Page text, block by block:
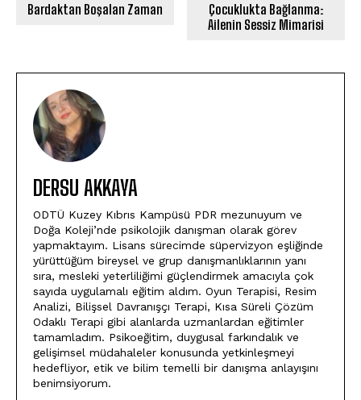
Bardaktan Boşalan Zaman
Çocuklukta Bağlanma:
Ailenin Sessiz Mimarisi
DERSU AKKAYA
ODTÜ Kuzey Kıbrıs Kampüsü PDR mezunuyum ve
Doğa Koleji’nde psikolojik danışman olarak görev
yapmaktayım. Lisans sürecimde süpervizyon eşliğinde
yürüttüğüm bireysel ve grup danışmanlıklarının yanı
sıra, mesleki yeterliliğimi güçlendirmek amacıyla çok
sayıda uygulamalı eğitim aldım. Oyun Terapisi, Resim
Analizi, Bilişsel Davranışçı Terapi, Kısa Süreli Çözüm
Odaklı Terapi gibi alanlarda uzmanlardan eğitimler
tamamladım. Psikoeğitim, duygusal farkındalık ve
gelişimsel müdahaleler konusunda yetkinleşmeyi
hedefliyor, etik ve bilim temelli bir danışma anlayışını
benimsiyorum.